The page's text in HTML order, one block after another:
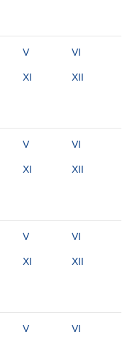
V VI
XI XII
V VI
XI XII
V VI
XI XII
V VI